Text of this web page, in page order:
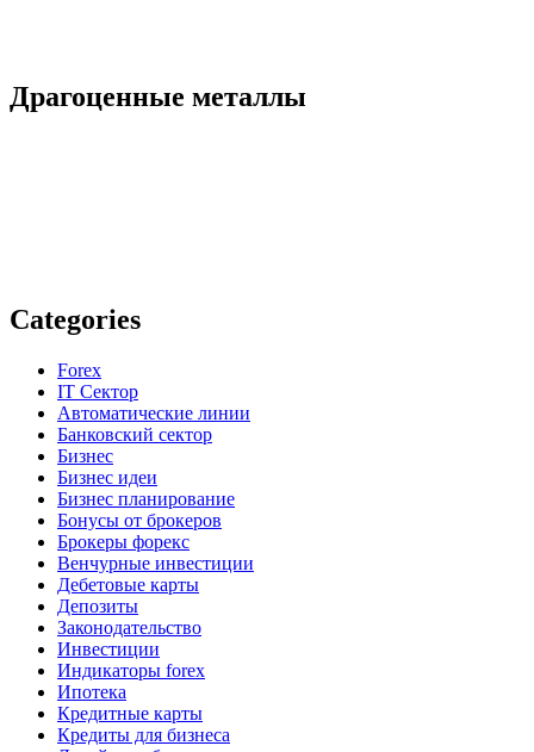
Драгоценные металлы
Categories
Forex
IT Сектор
Автоматические линии
Банковский сектор
Бизнес
Бизнес идеи
Бизнес планирование
Бонусы от брокеров
Брокеры форекс
Венчурные инвестиции
Дебетовые карты
Депозиты
Законодательство
Инвестиции
Индикаторы forex
Ипотека
Кредитные карты
Кредиты для бизнеса